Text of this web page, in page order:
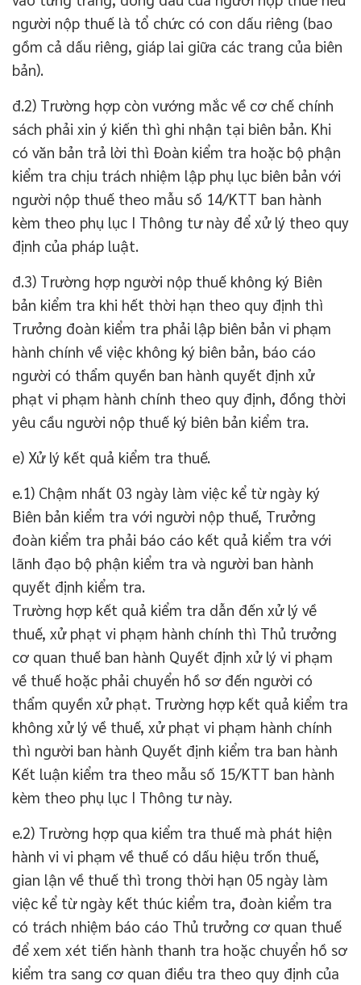
người nộp thuế là tổ chức có con dấu riêng (bao
gồm cả dấu riêng, giáp lai giữa các trang của biên
bản).
đ.2) Trường hợp còn vướng mắc về cơ chế chính
sách phải xin ý kiến thì ghi nhận tại biên bản. Khi
có văn bản trả lời thì Đoàn kiểm tra hoặc bộ phận
kiểm tra chịu trách nhiệm lập phụ lục biên bản với
người nộp thuế theo mẫu số 14/KTT ban hành
kèm theo phụ lục I Thông tư này để xử lý theo quy
định của pháp luật.
đ.3) Trường hợp người nộp thuế không ký Biên
bản kiểm tra khi hết thời hạn theo quy định thì
Trưởng đoàn kiểm tra phải lập biên bản vi phạm
hành chính về việc không ký biên bản, báo cáo
người có thẩm quyền ban hành quyết định xử
phạt vi phạm hành chính theo quy định, đồng thời
yêu cầu người nộp thuế ký biên bản kiểm tra.
e) Xử lý kết quả kiểm tra thuế.
e.1) Chậm nhất 03 ngày làm việc kể từ ngày ký
Biên bản kiểm tra với người nộp thuế, Trưởng
đoàn kiểm tra phải báo cáo kết quả kiểm tra với
lãnh đạo bộ phận kiểm tra và người ban hành
quyết định kiểm tra.
Trường hợp kết quả kiểm tra dẫn đến xử lý về
thuế, xử phạt vi phạm hành chính thì Thủ trưởng
cơ quan thuế ban hành Quyết định xử lý vi phạm
về thuế hoặc phải chuyển hồ sơ đến người có
thẩm quyền xử phạt. Trường hợp kết quả kiểm tra
không xử lý về thuế, xử phạt vi phạm hành chính
thì người ban hành Quyết định kiểm tra ban hành
Kết luận kiểm tra theo mẫu số 15/KTT ban hành
kèm theo phụ lục I Thông tư này.
e.2) Trường hợp qua kiểm tra thuế mà phát hiện
hành vi vi phạm về thuế có dấu hiệu trốn thuế,
gian lận về thuế thì trong thời hạn 05 ngày làm
việc kể từ ngày kết thúc kiểm tra, đoàn kiểm tra
có trách nhiệm báo cáo Thủ trưởng cơ quan thuế
để xem xét tiến hành thanh tra hoặc chuyển hồ sơ
kiểm tra sang cơ quan điều tra theo quy định của